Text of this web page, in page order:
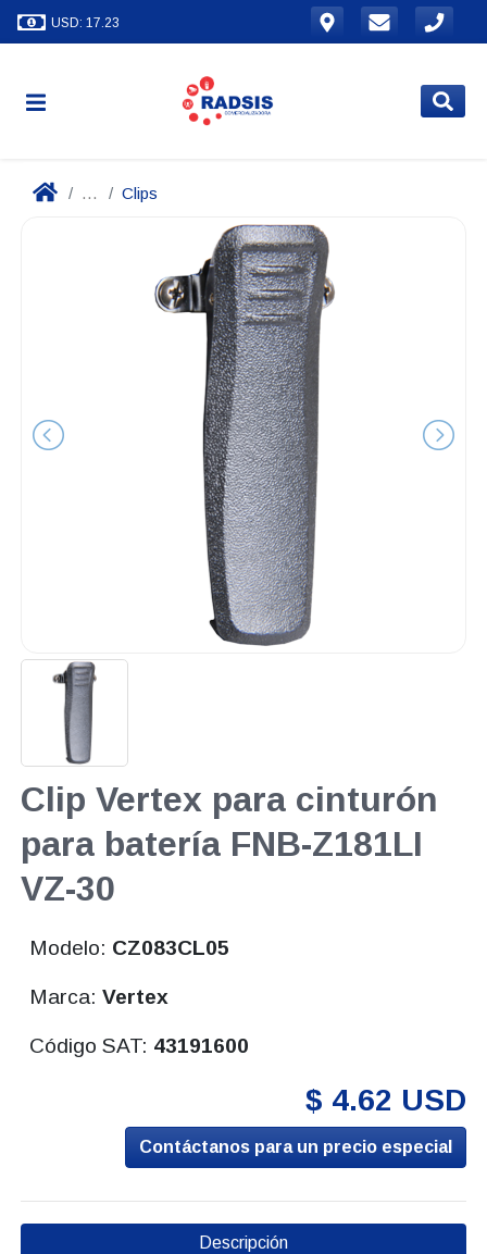
USD: 17.23
... Clips
Clip Vertex para cinturón
para batería FNB-Z181LI
VZ-30
Modelo: CZ083CL05
Marca:Vertex
Código SAT: 43191600
$ 4.62 USD
Contáctanos para un precio especial
Descripción